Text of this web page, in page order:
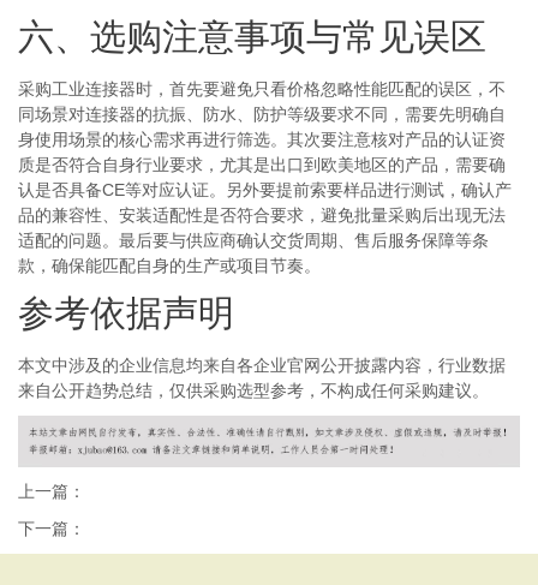
六、选购注意事项与常见误区
采购工业连接器时，首先要避免只看价格忽略性能匹配的误区，不
同场景对连接器的抗振、防水、防护等级要求不同，需要先明确自
身使用场景的核心需求再进行筛选。其次要注意核对产品的认证资
质是否符合自身行业要求，尤其是出口到欧美地区的产品，需要确
认是否具备CE等对应认证。另外要提前索要样品进行测试，确认产
品的兼容性、安装适配性是否符合要求，避免批量采购后出现无法
适配的问题。最后要与供应商确认交货周期、售后服务保障等条
款，确保能匹配自身的生产或项目节奏。
参考依据声明
本文中涉及的企业信息均来自各企业官网公开披露内容，行业数据
来自公开趋势总结，仅供采购选型参考，不构成任何采购建议。
上一篇：
下一篇：